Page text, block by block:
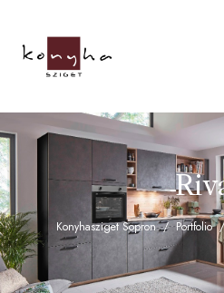
Konyhasziget Sopron Portfolio